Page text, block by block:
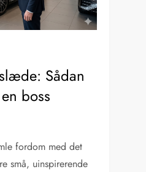
Sådan
boss
fordom med det
små, uinspirerende